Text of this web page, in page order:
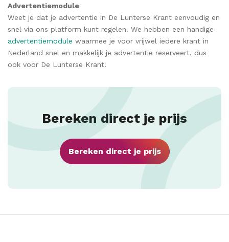
Advertentiemodule
Weet je dat je advertentie in De Lunterse Krant eenvoudig en
snel via ons platform kunt regelen. We hebben een handige
advertentiemodule waarmee je voor vrijwel iedere krant in
Nederland snel en makkelijk je advertentie reserveert, dus
ook voor De Lunterse Krant!
Bereken direct je prijs
Bereken direct je prijs